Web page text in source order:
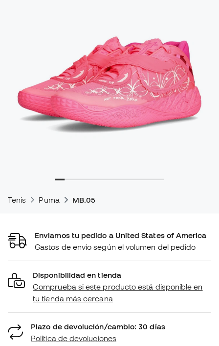
Tenis Puma MB.05
Enviamos tu pedido a United States of America
Gastos de envío según el volumen del pedido
Disponibilidad en tienda
Comprueba si este producto está disponible en
tu tienda más cercana
Plazo de devolución/cambio: 30 días
Política de devoluciones